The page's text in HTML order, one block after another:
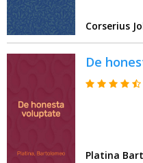
Corserius
De
Platina